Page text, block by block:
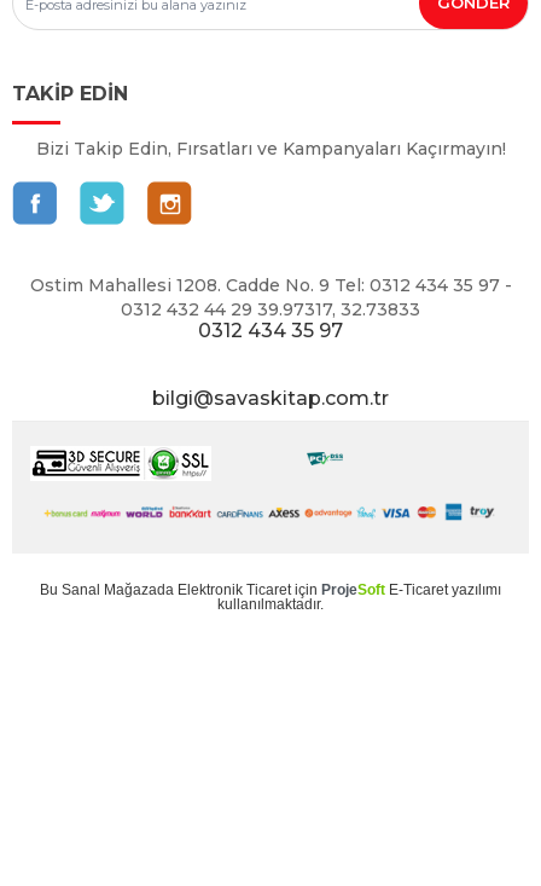
TAKİP EDİN
Bizi Takip Edin, Fırsatları ve Kampanyaları Kaçırmayın!
Ostim Mahallesi 1208. Cadde No. 9 Tel: 0312 434 35 97 -
0312 432 44 29 39.97317, 32.73833
0312 434 35 97
bilgi@savaskitap.com.tr
Bu Sanal Mağazada Elektronik Ticaret için ProjeSoft E-Ticaret yazılımı
kullanılmaktadır.